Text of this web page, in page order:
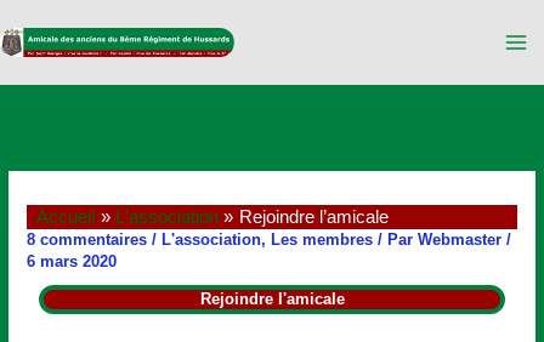
au
contenu
Accueil L'association Rejoindre l’amicale
8 commentaires / L'association, Les membres / ParWebmaster/
6 mars 2020
Rejoindre l'amicale